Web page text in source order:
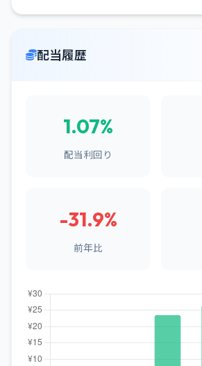
配当履歴
1.07%
配当利回り
-31.9%
前年比